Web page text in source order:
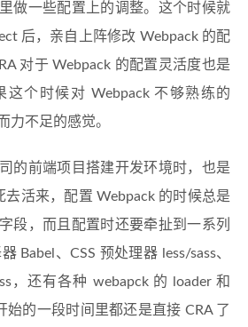
做一些配置上的调整。这个时候就
后，亲自上阵修改 Webpack 的配
对于 Webpack 的配置灵活度也是
这个时候对 Webpack 不够熟练的
力不足的感觉。
的前端项目搭建开发环境时，也是
去活来，配置 Webpack 的时候总是
段，而且配置时还要牵扯到一系列
Babel、CSS 预处理器 less/sass、
，还有各种 webapck 的 loader 和
始的一段时间里都还是直接 CRA 了